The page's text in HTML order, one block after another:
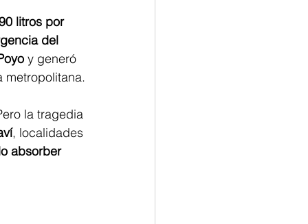
litros por
del
y generó
metropolitana.
la tragedia
, localidades
absorber